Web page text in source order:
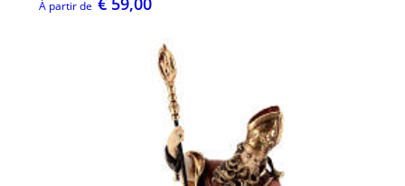
À partir de